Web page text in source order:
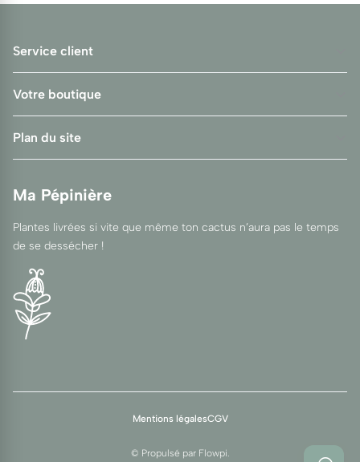
Service client
Votre boutique
Plan du site
Ma Pépinière
Plantes livrées si vite que même ton cactus n’aura pas le temps
de se dessécher !
Mentions légalesCGV
© Propulsé par Flowpi.